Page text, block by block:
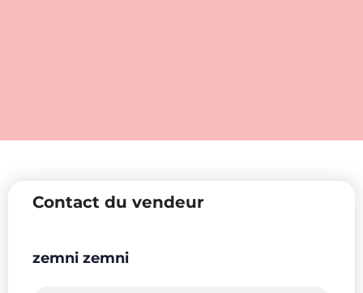
Contact du vendeur
zemni zemni